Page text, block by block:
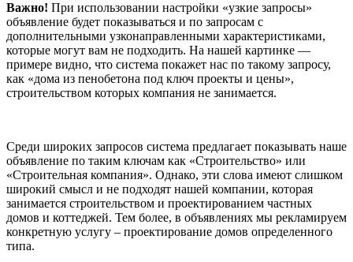
Важно! При использовании настройки «узкие запросы»
объявление будет показываться и по запросам с
дополнительными узконаправленными характеристиками,
которые могут вам не подходить. На нашей картинке —
примере видно, что система покажет нас по такому запросу,
как «дома из пенобетона под ключ проекты и цены»,
строительством которых компания не занимается.
Среди широких запросов система предлагает показывать наше
объявление по таким ключам как «Строительство» или
«Строительная компания». Однако, эти слова имеют слишком
широкий смысл и не подходят нашей компании, которая
занимается строительством и проектированием частных
домов и коттеджей. Тем более, в объявлениях мы рекламируем
конкретную услугу – проектирование домов определенного
типа.